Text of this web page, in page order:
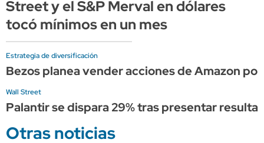
Street y el S&P Merval en dólares
tocó mínimos en un mes
Estrategia de diversificación
Bezos planea vender acciones de Amazon
Wall Street
Palantir se dispara 29% tras presentar
Otras noticias